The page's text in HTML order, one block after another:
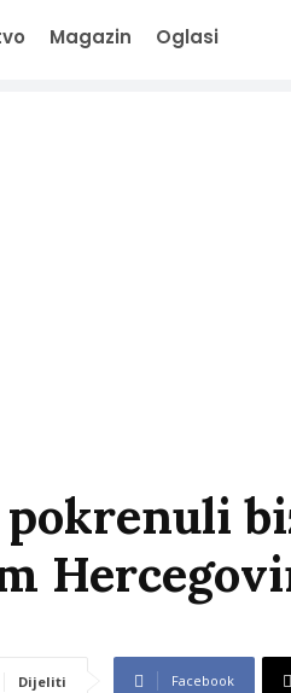
Magazin Oglasi
Dijeliti Facebook